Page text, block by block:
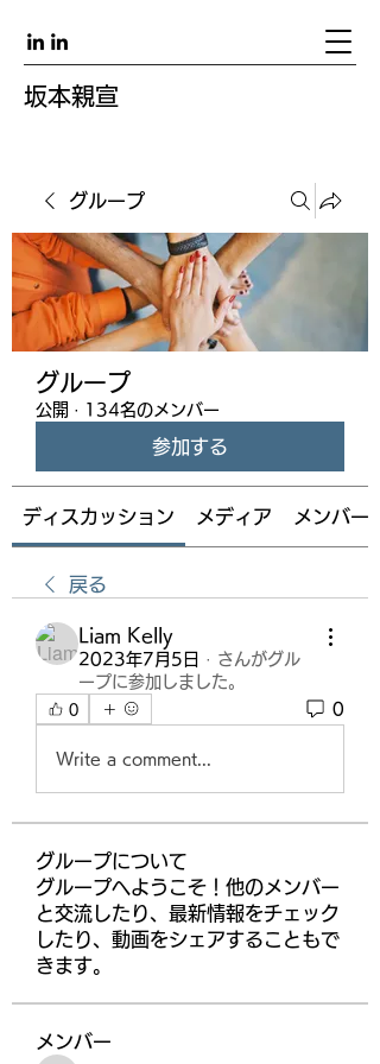
坂本親宣
グループ
グループ
公開 · 134名のメンバー
参加する
ディスカッション メディア メンバー
戻る
Liam Kelly
2023年7月5日 · さんがグル
ープに参加しました。
0 0
Write a comment...
グループについて
グループへようこそ！他のメンバー
と交流したり、最新情報をチェック
したり、動画をシェアすることもで
きます。
メンバー